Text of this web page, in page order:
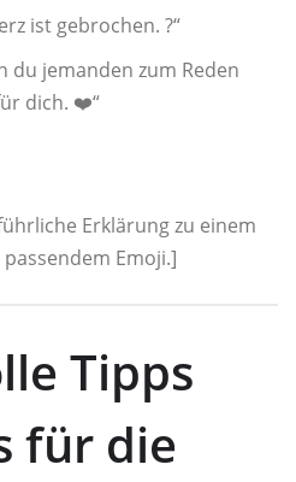
ist gebrochen. ?“
du jemanden zum Reden
dich. ❤️“
Erklärung zu einem
Emoji.]
Tipps
für die